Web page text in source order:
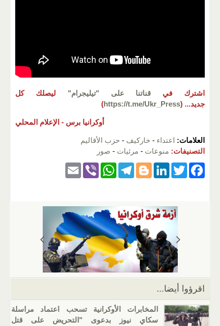
اشترك في قناتنا على "تيليجرام"
ليصلك كل
جديد... (
https://t.me/Ukr_Press
)
أوكرانيا برس - الإعلام المحلي
العلامات: اعتداء - خاركيف - حزب الأقاليم
التصنيفات: منوعات - مرئيات - صور
F
k
T
er
Li
e
dI
n
Bl
g
er
T
gr
a
m
W
s
A
p
p
Vi
اقرؤوا أيضا...
المخابرات الأوكرانية تسحب اعتماد مراسلة
سكاي نيوز بدعوى "التحريض على قتل